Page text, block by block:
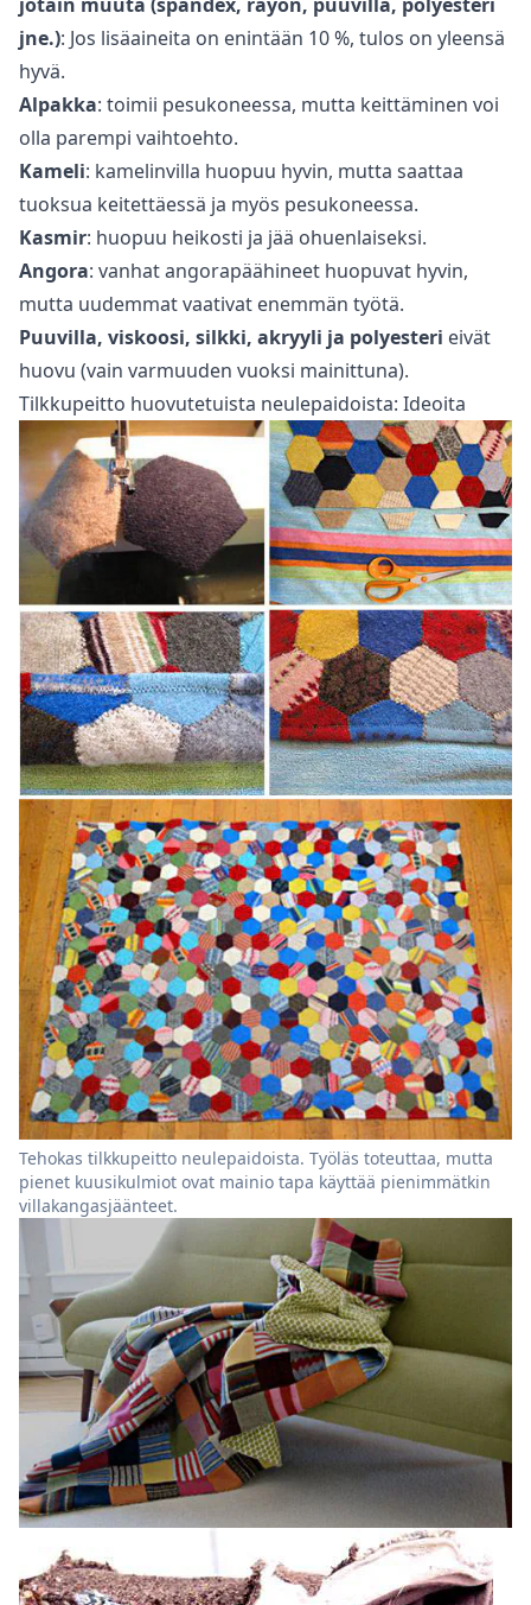
jne.): Jos lisäaineita on enintään 10 %, tulos on yleensä
hyvä.
Alpakka: toimii pesukoneessa, mutta keittäminen voi
olla parempi vaihtoehto.
Kameli: kamelinvilla huopuu hyvin, mutta saattaa
tuoksua keitettäessä ja myös pesukoneessa.
Kasmir: huopuu heikosti ja jää ohuenlaiseksi.
Angora: vanhat angorapäähineet huopuvat hyvin,
mutta uudemmat vaativat enemmän työtä.
Puuvilla, viskoosi, silkki, akryyli ja polyesteri eivät
huovu (vain varmuuden vuoksi mainittuna).
Tilkkupeitto huovutetuista neulepaidoista: Ideoita
Tehokas tilkkupeitto neulepaidoista. Työläs toteuttaa, mutta
pienet kuusikulmiot ovat mainio tapa käyttää pienimmätkin
villakangasjäänteet.